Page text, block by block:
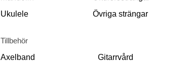
Ukulele
Övriga strängar
Tillbehör
Axelband
Gitarrvård